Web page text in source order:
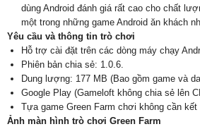
dùng Android đánh giá rất cao cho chất
một trong những game Android ăn khách
Yêu cầu và thông tin trò chơi
Hỗ trợ cài đặt trên các dòng máy chạy
Phiên bản chia sẻ: 1.0.6.
Dung lượng: 177 MB (Bao gồm game và
Google Play (Gameloft không chia sẻ lên
Tựa game Green Farm chơi không cần kết
Ảnh màn hình trò chơi Green Farm